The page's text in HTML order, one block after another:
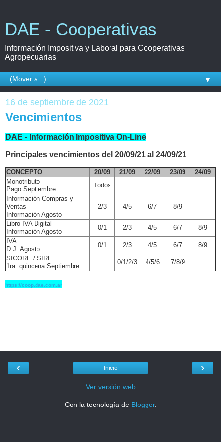
DAE - Cooperativas
Información Impositiva y Laboral para Cooperativas
Agropecuarias
▼
16 de septiembre de 2021
Vencimientos
DAE - Información Impositiva On-Line
Principales vencimientos del 20/09/21 al 24/09/21
CONCEPTO 20/09 21/09 22/09 23/09
24/09
Monotributo
Pago Septiembre
Todos
Información Compras y
Ventas
Información Agosto
2/3 4/5 6/7 8/9
Libro IVA Digital
Información Agosto
0/1 2/3 4/5 6/7
8/9
IVA
D.J. Agosto
0/1 2/3 4/5 6/7
8/9
SICORE / SIRE
1ra. quincena Septiembre
0/1/2/3 4/5/6 7/8/9
https://coop.dae.com.ar
‹ ›
Inicio
Ver versión web
Con la tecnología de Blogger.